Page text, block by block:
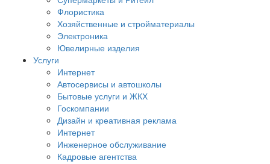
Флористика
Хозяйственные и стройматериалы
Электроника
Ювелирные изделия
Услуги
Интернет
Автосервисы и автошколы
Бытовые услуги и ЖКХ
Госкомпании
Дизайн и креативная реклама
Интернет
Инженерное обслуживание
Кадровые агентства